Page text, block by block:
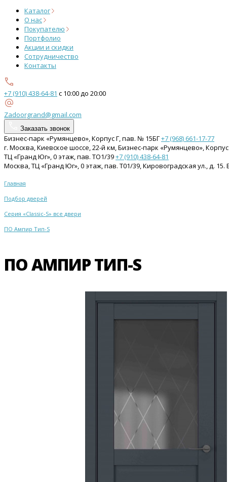
Каталог
О нас
Покупателю
Портфолио
Акции и скидки
Сотрудничество
Контакты
+7 (910) 438-64-81 с 10:00 до 20:00
Zadoorgrand@gmail.com
Заказать звонок
Бизнес-парк «Румянцево», Корпус Г, пав. № 15БГ+7 (968) 661-17-77
г. Москва, Киевское шоссе, 22-й км, Бизнес-парк «Румянцево»,
ТЦ «Гранд Юг», 0 этаж, пав. ТО1/39+7 (910) 438-64-81
Москва, ТЦ «Гранд Юг», 0 этаж, пав. Т01/39, Кировоградская ул., д.
Главная
Подбор дверей
Серия «Classic-S» все двери
ПО Ампир Тип-S
ПО АМПИР ТИП-S